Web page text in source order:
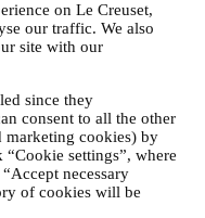
on Le Creuset,
our traffic. We also
site with our
since they
consent to all the other
marketing cookies) by
settings”, where
necessary
of cookies will be
os nossos
de compra, também
sua análise do produto. A
la ou não.
clientes que assim o
e enviar informações
não se destina a realizar
dado do cartão de
será solicitado através do
termos e garantias do